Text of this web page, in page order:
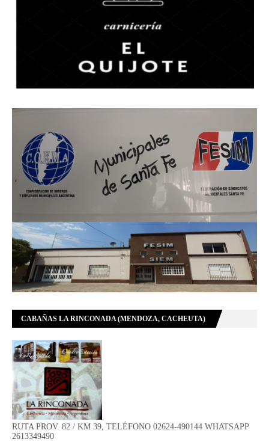
CABAÑAS LA RINCONADA (MENDOZA, CACHEUTA)
RUTA PROV. 82 / KM 39, TELÉFONO 02624-490144 WHATSAPP
2613349490